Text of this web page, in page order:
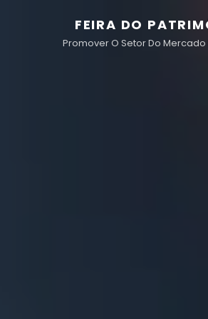
FEIRA DO
Promover O Setor Do